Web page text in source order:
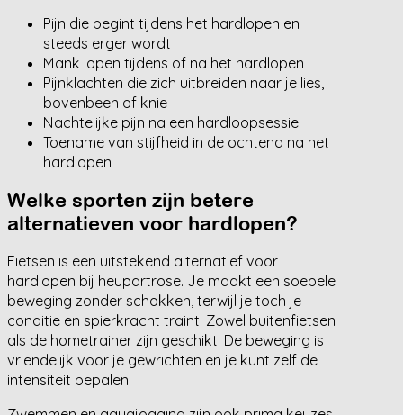
Pijn die begint tijdens het hardlopen en
steeds erger wordt
Mank lopen tijdens of na het hardlopen
Pijnklachten die zich uitbreiden naar je lies,
bovenbeen of knie
Nachtelijke pijn na een hardloopsessie
Toename van stijfheid in de ochtend na het
hardlopen
Welke sporten zijn betere
alternatieven voor hardlopen?
Fietsen is een uitstekend alternatief voor
hardlopen bij heupartrose. Je maakt een soepele
beweging zonder schokken, terwijl je toch je
conditie en spierkracht traint. Zowel buitenfietsen
als de hometrainer zijn geschikt. De beweging is
vriendelijk voor je gewrichten en je kunt zelf de
intensiteit bepalen.